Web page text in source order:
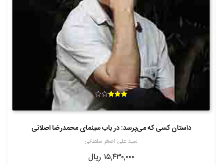
داستان کسی که می‌پرسد: در باب سینمای محمدرضا اصلانی
سید علی اصغر سلطانی
۱۵,۴۳۰,۰۰۰ ریال